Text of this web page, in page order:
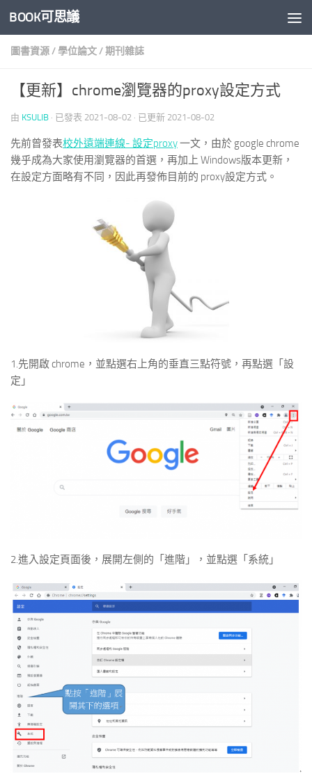
Skip to content
BOOK可思議
圖書資源/ 學位論文/期刊雜誌
【更新】chrome瀏覽器的proxy設定方式
由 KSULIB · 已發表 2021-08-02 · 已更新 2021-08-02
先前曾發表校外遠端連線- 設定proxy一文，由於 google chrome
幾乎成為大家使用瀏覽器的首選，再加上 Windows版本更新，
在設定方面略有不同，因此再發佈目前的 proxy設定方式。
1.先開啟 chrome，並點選右上角的垂直三點符號，再點選「設
定」
2.進入設定頁面後，展開左側的「進階」，並點選「系統」